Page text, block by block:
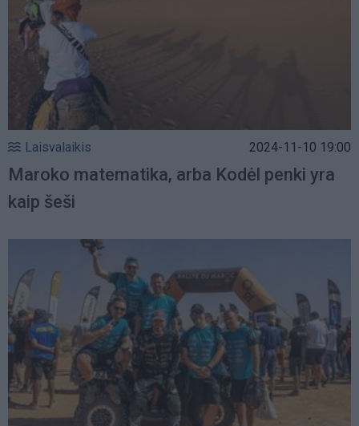
Laisvalaikis 2024-11-10 19:00
Maroko matematika, arba Kodėl penki yra
kaip šeši